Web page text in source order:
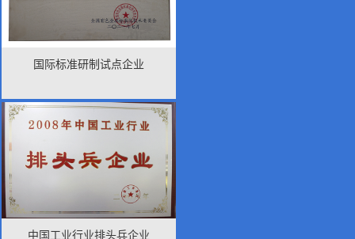
国际标准研制试点企业
中国工业行业排头兵企业